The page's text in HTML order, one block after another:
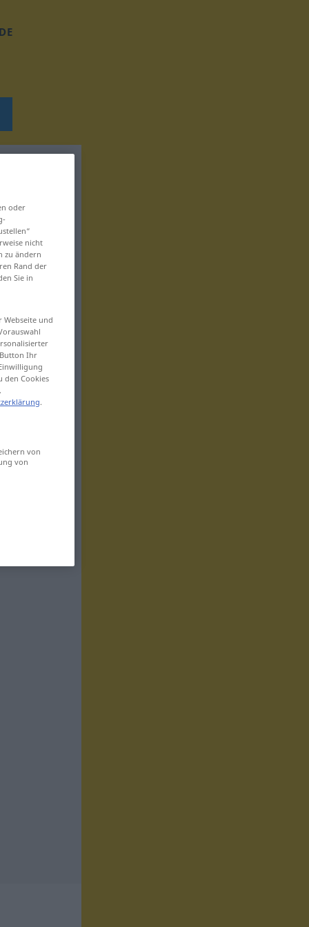
DE
oder
nicht
zu ändern
Rand der
Sie in
und
Ihr
den Cookies
.
von
von